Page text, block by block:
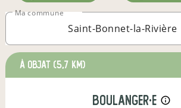
Ma commune
à Objat (5,7 km)
boulanger·e info_outline